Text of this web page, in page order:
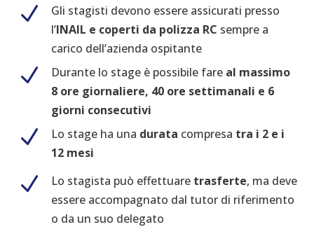
N
Gli stagisti devono essere assicurati presso
l’INAIL e coperti da polizza RC sempre a
carico dell’azienda ospitante
N Durante lo stage è possibile fare al massimo
8 ore giornaliere, 40 ore settimanali e 6
giorni consecutivi
N Lo stage ha una durata compresa tra i 2 e i
12 mesi
N Lo stagista può effettuare trasferte, ma deve
essere accompagnato dal tutor di riferimento
o da un suo delegato